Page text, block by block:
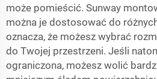
może pomieścić. Sunway
można je dostosować do
oznacza, że możesz wybrać
do Twojej przestrzeni. Jeśli
ograniczona, możesz wolić